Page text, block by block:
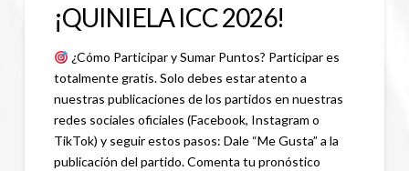
¡QUINIELA ICC 2026!
¿Cómo Participar y Sumar Puntos? Participar es
totalmente gratis. Solo debes estar atento a
nuestras publicaciones de los partidos en nuestras
redes sociales oficiales (Facebook, Instagram o
TikTok) y seguir estos pasos: Dale “Me Gusta” a la
publicación del partido. Comenta tu pronóstico